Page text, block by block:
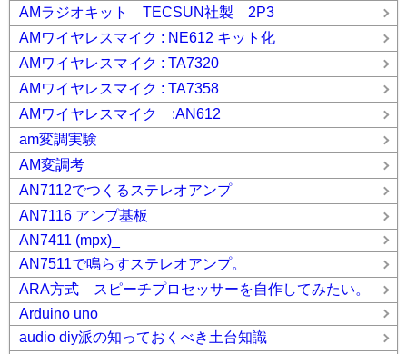
AMラジオキット TECSUN社製 2P3
AMワイヤレスマイク : NE612 キット化
AMワイヤレスマイク : TA7320
AMワイヤレスマイク : TA7358
AMワイヤレスマイク :AN612
am変調実験
AM変調考
AN7112でつくるステレオアンプ
AN7116 アンプ基板
AN7411 (mpx)_
AN7511で鳴らすステレオアンプ。
ARA方式 スピーチプロセッサーを自作してみたい。
Arduino uno
audio diy派の知っておくべき土台知識